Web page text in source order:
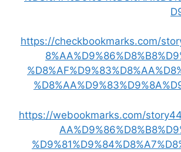
https://checkbookmarks.com/
https://webookmarks.com/